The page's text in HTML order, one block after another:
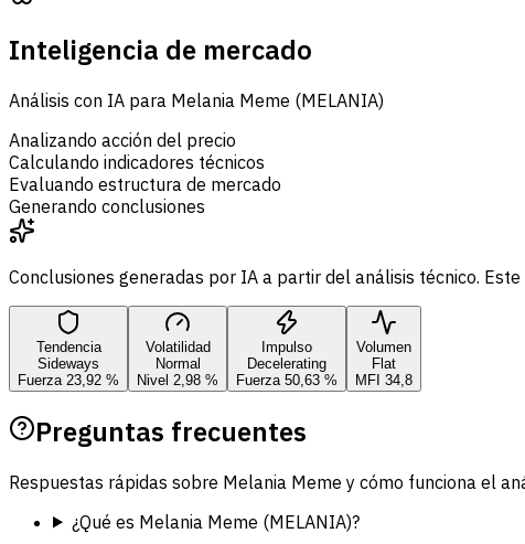
Inteligencia de mercado
Análisis con IA para Melania Meme (MELANIA)
Analizando acción del precio
Calculando indicadores técnicos
Evaluando estructura de mercado
Generando conclusiones
Conclusiones generadas por IA a partir del análisis técnico.
Tendencia
Sideways
Fuerza 23,92 %
Volatilidad
Normal
Nivel 2,98 %
Impulso
Decelerating
Fuerza 50,63 %
Volumen
Flat
MFI 34,8
Preguntas frecuentes
Respuestas rápidas sobre Melania Meme y cómo funciona el
¿Qué es Melania Meme (MELANIA)?